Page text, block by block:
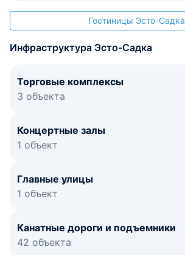
Гостиницы Эсто-Садка
Инфраструктура Эсто-Садка
Торговые комплексы
3 объекта
Концертные залы
1 объект
Главные улицы
1 объект
Канатные дороги и подъемники
42 объекта